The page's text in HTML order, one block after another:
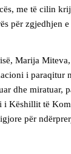
me të cilin
për zgjedhjen
Marija
i paraqitur
dhe miratuar,
Këshillit të
për